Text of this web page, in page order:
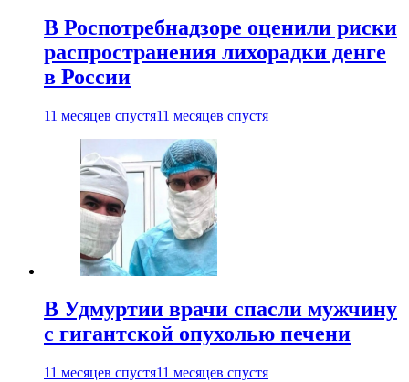
В Роспотребнадзоре оценили риски
распространения лихорадки денге
в России
11 месяцев спустя11 месяцев спустя
В Удмуртии врачи спасли мужчину
с гигантской опухолью печени
11 месяцев спустя11 месяцев спустя